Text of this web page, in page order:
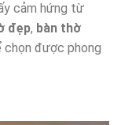
cảm hứng từ
đẹp, bàn thờ
chọn được phong